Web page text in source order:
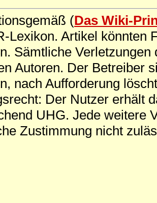
(Das Wiki-
Lexikon. Artikel könnten
Sämtliche
Autoren. Der Betreiber
nach Aufforderung
Der Nutzer erhält
UHG. Jede weitere
Zustimmung nicht